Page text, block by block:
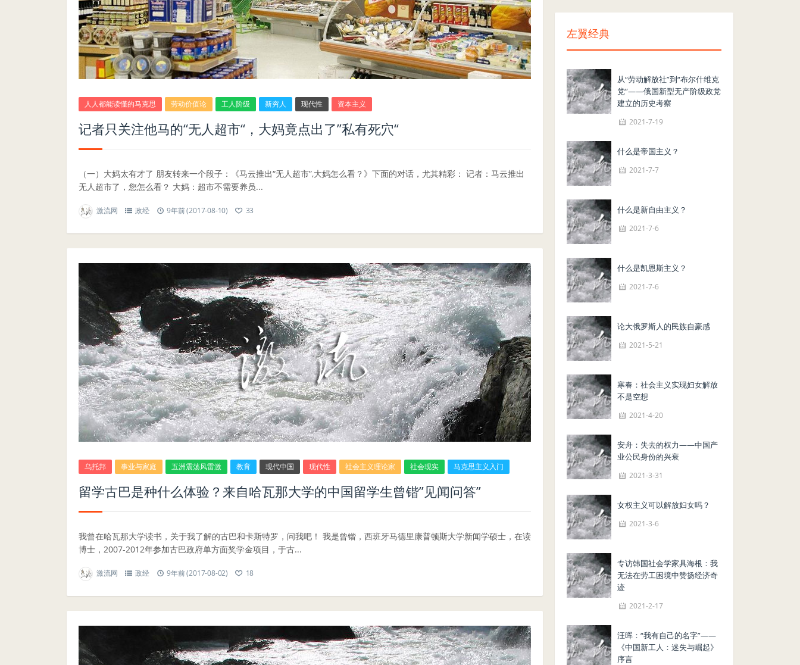
人人都能读懂的马克思 劳动价值论 工人阶级 新穷人 现代性 资本主义
记者只关注他马的“无人超市“，大妈竟点出了”私有死穴“
（一）大妈太有才了 朋友转来一个段子：《马云推出“无人超市”,大妈怎么看？》下面的对话，尤其精彩： 记者：马云推出
无人超市了，您怎么看？ 大妈：超市不需要养员...
激流网 政经 9年前 (2017-08-10) 33
乌托邦 事业与家庭 五洲震荡风雷激 教育 现代中国 现代性 社会主义理论家 社会现实 马克思主义入门
留学古巴是种什么体验？来自哈瓦那大学的中国留学生曾锴”见闻问答”
我曾在哈瓦那大学读书，关于我了解的古巴和卡斯特罗，问我吧！ 我是曾锴，西班牙马德里康普顿斯大学新闻学硕士，在读
博士，2007-2012年参加古巴政府单方面奖学金项目，于古...
激流网 政经 9年前 (2017-08-02) 18
左翼经典
从“劳动解放社”到“布尔什维克
党”——俄国新型无产阶级政党
建立的历史考察
2021-7-19
什么是帝国主义？
2021-7-7
什么是新自由主义？
2021-7-6
什么是凯恩斯主义？
2021-7-6
论大俄罗斯人的民族自豪感
2021-5-21
寒春：社会主义实现妇女解放
不是空想
2021-4-20
安舟：失去的权力——中国产
业公民身份的兴衰
2021-3-31
女权主义可以解放妇女吗？
2021-3-6
专访韩国社会学家具海根：我
无法在劳工困境中赞扬经济奇
迹
2021-2-17
汪晖：“我有自己的名字”——
《中国新工人：迷失与崛起》
序言